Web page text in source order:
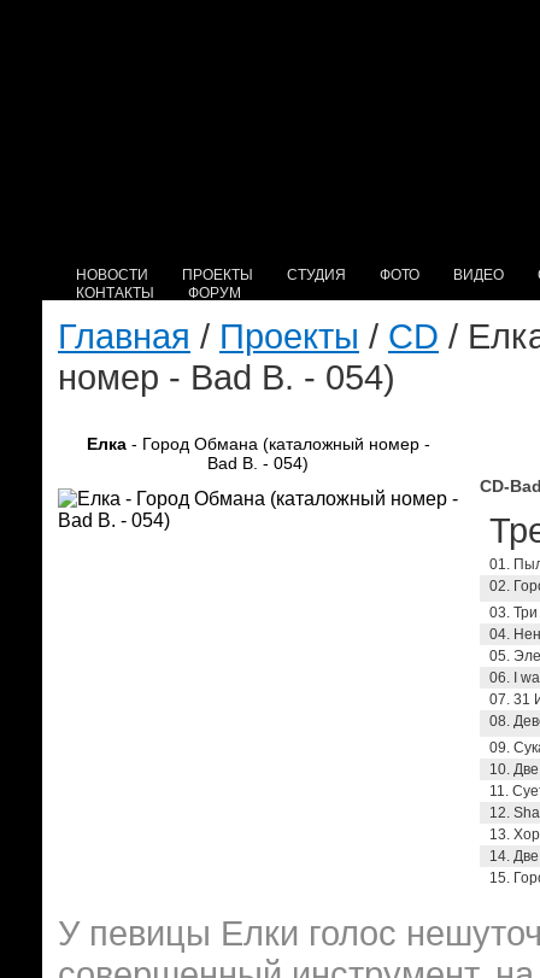
НОВОСТИ ПРОЕКТЫ СТУДИЯ ФОТО ВИДЕО
КОНТАКТЫ
ФОРУМ
Главная / Проекты / CD /
номер - Bad B. - 054)
Елка- Город Обмана (каталожный номер -
Bad B. - 054)
CD-
01.
02.
03.
04.
05.
06. I
07. 31
08.
09.
10.
11.
12.
13.
14.
15.
У певицы Елки голос